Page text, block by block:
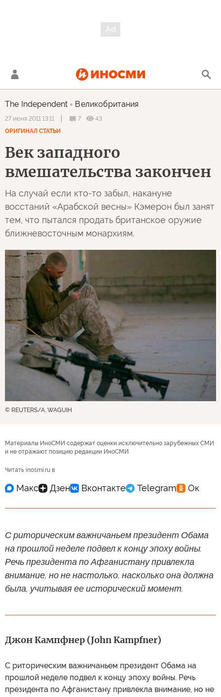
The Independent Великобритания
27 июня 2011 13:11 7
43
ОРИГИНАЛ СТАТЬИ
Век западного
вмешательства закончен
На случай если кто-то забыл, накануне
восстаний «Арабской весны» Кэмерон был занят
тем, что пытался продать британское оружие
ближневосточным монархиям.
© REUTERS/A. WAGUIH
Материалы ИноСМИ содержат оценки исключительно зарубежных СМИ
и не отражают позицию редакции ИноСМИ
Читать inosmi.ru в
С риторическим важничаньем президент Обама
на прошлой неделе подвел к концу эпоху войны.
Речь президента по Афганистану привлекла
внимание, но не настолько, насколько она должна
была, учитывая ее исторический момент.
Джон Кампфнер (John Kampfner)
С риторическим важничаньем президент Обама на
прошлой неделе подвел к концу эпоху войны. Речь
президента по Афганистану привлекла внимание, но не